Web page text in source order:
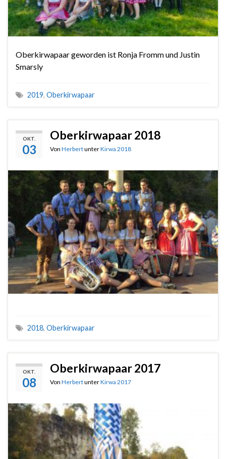
Oberkirwapaar geworden ist Ronja Fromm und Justin
Smarsly
2019, Oberkirwapaar
OKT.
03
Oberkirwapaar 2018
Von HerbertunterKirwa 2018
2018, Oberkirwapaar
OKT.
08
Oberkirwapaar 2017
Von HerbertunterKirwa 2017